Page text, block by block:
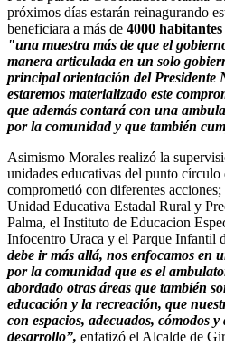
próximos días estarán reinagurando
beneficiara a más de 4000 habitantes
"una muestra más de que el
manera articulada en un solo
principal orientación del Presidente
estaremos materializado este
que además contará con una
por la comunidad y que también
Asimismo Morales realizó la
unidades educativas del punto círculo
comprometió con diferentes
Unidad Educativa Estadal Rural y
Palma, el Instituto de Educacion
Infocentro Uraca y el Parque Infantil
debe ir más allá, nos enfocamos en
por la comunidad que es el
abordado otras áreas que también
educación y la recreación, que
con espacios, adecuados, cómodos
desarrollo”, enfatizó el Alcalde de